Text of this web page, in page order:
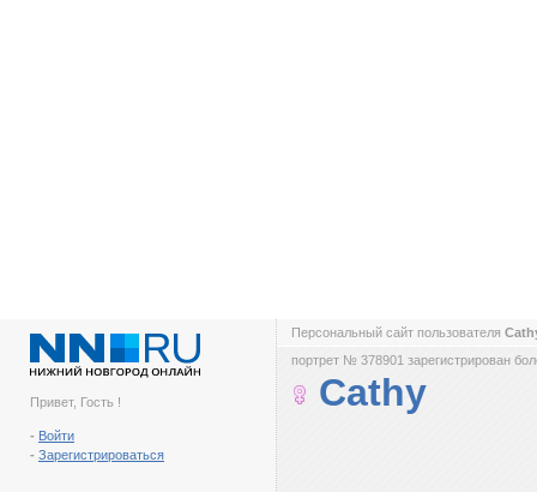
Привет, Гость !
- Войти
- Зарегистрироваться
Персональный сайт пользователя
портрет № 378901 зарегистрирован
Cathy